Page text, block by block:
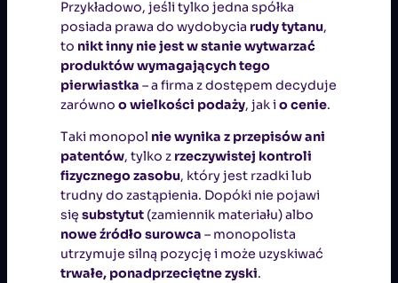
Przykładowo, jeśli tylko jedna spółka
posiada prawa do wydobycia rudy tytanu,
to nikt inny nie jest w stanie wytwarzać
produktów wymagających tego
pierwiastka – a firma z dostępem decyduje
zarówno o wielkości podaży, jak i o cenie.
Taki monopol nie wynika z przepisów ani
patentów, tylko z rzeczywistej kontroli
fizycznego zasobu, który jest rzadki lub
trudny do zastąpienia. Dopóki nie pojawi
się substytut (zamiennik materiału) albo
nowe źródło surowca – monopolista
utrzymuje silną pozycję i może uzyskiwać
trwałe, ponadprzeciętne zyski.